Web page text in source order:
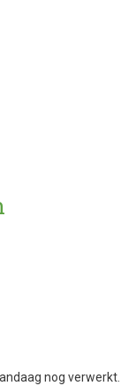
nog verwerkt.